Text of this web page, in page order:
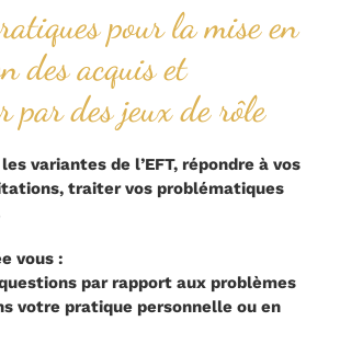
pour la mise en
des acquis et
par des jeux de rôle
variantes de l’EFT, répondre à vos
traiter vos problématiques
vous :
par rapport aux problèmes
votre pratique personnelle ou en